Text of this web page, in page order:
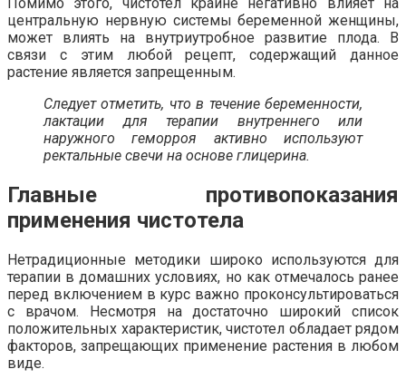
центральную нервную системы беременной женщины,
может влиять на внутриутробное развитие плода. В
связи с этим любой рецепт, содержащий данное
растение является запрещенным.
Следует отметить, что в течение беременности,
лактации для терапии внутреннего или
наружного геморроя активно используют
ректальные свечи на основе глицерина.
Главные противопоказания
применения чистотела
Нетрадиционные методики широко используются для
терапии в домашних условиях, но как отмечалось ранее
перед включением в курс важно проконсультироваться
с врачом. Несмотря на достаточно широкий список
положительных характеристик, чистотел обладает рядом
факторов, запрещающих применение растения в любом
виде.